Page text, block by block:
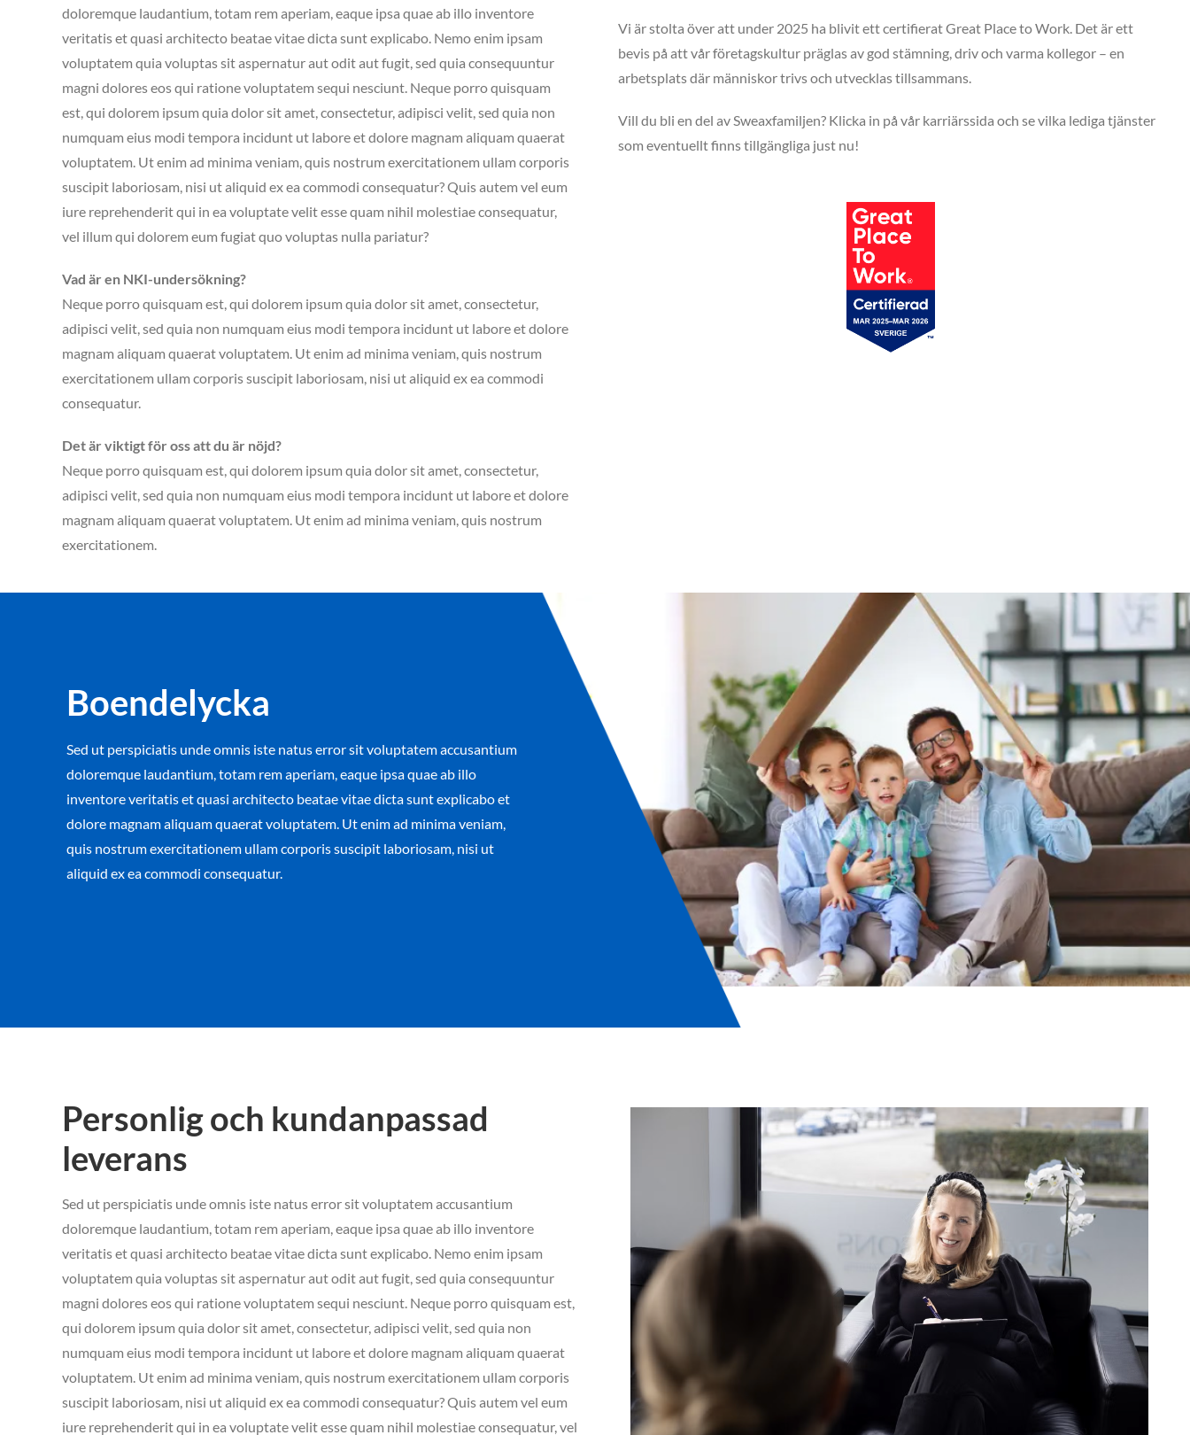
doloremque laudantium, totam rem aperiam, eaque ipsa quae ab illo inventore
veritatis et quasi architecto beatae vitae dicta sunt explicabo. Nemo enim ipsam
voluptatem quia voluptas sit aspernatur aut odit aut fugit, sed quia consequuntur
magni dolores eos qui ratione voluptatem sequi nesciunt. Neque porro quisquam
est, qui dolorem ipsum quia dolor sit amet, consectetur, adipisci velit, sed quia non
numquam eius modi tempora incidunt ut labore et dolore magnam aliquam quaerat
voluptatem. Ut enim ad minima veniam, quis nostrum exercitationem ullam corporis
suscipit laboriosam, nisi ut aliquid ex ea commodi consequatur? Quis autem vel eum
iure reprehenderit qui in ea voluptate velit esse quam nihil molestiae consequatur,
vel illum qui dolorem eum fugiat quo voluptas nulla pariatur?
Vad är en NKI-undersökning?
Neque porro quisquam est, qui dolorem ipsum quia dolor sit amet, consectetur,
adipisci velit, sed quia non numquam eius modi tempora incidunt ut labore et dolore
magnam aliquam quaerat voluptatem. Ut enim ad minima veniam, quis nostrum
exercitationem ullam corporis suscipit laboriosam, nisi ut aliquid ex ea commodi
consequatur.
Det är viktigt för oss att du är nöjd?
Neque porro quisquam est, qui dolorem ipsum quia dolor sit amet, consectetur,
adipisci velit, sed quia non numquam eius modi tempora incidunt ut labore et dolore
magnam aliquam quaerat voluptatem. Ut enim ad minima veniam, quis nostrum
exercitationem.
Vi är stolta över att under 2025 ha blivit ett certifierat Great Place to Work. Det är ett
bevis på att vår företagskultur präglas av god stämning, driv och varma kollegor – en
arbetsplats där människor trivs och utvecklas tillsammans.
Vill du bli en del av Sweaxfamiljen? Klicka in på vår karriärssida och se vilka lediga tjänster
som eventuellt finns tillgängliga just nu!
Boendelycka
Sed ut perspiciatis unde omnis iste natus error sit voluptatem accusantium
doloremque laudantium, totam rem aperiam, eaque ipsa quae ab illo
inventore veritatis et quasi architecto beatae vitae dicta sunt explicabo et
dolore magnam aliquam quaerat voluptatem. Ut enim ad minima veniam,
quis nostrum exercitationem ullam corporis suscipit laboriosam, nisi ut
aliquid ex ea commodi consequatur.
Personlig och kundanpassad
leverans
Sed ut perspiciatis unde omnis iste natus error sit voluptatem accusantium
doloremque laudantium, totam rem aperiam, eaque ipsa quae ab illo inventore
veritatis et quasi architecto beatae vitae dicta sunt explicabo. Nemo enim ipsam
voluptatem quia voluptas sit aspernatur aut odit aut fugit, sed quia consequuntur
magni dolores eos qui ratione voluptatem sequi nesciunt. Neque porro quisquam est,
qui dolorem ipsum quia dolor sit amet, consectetur, adipisci velit, sed quia non
numquam eius modi tempora incidunt ut labore et dolore magnam aliquam quaerat
voluptatem. Ut enim ad minima veniam, quis nostrum exercitationem ullam corporis
suscipit laboriosam, nisi ut aliquid ex ea commodi consequatur? Quis autem vel eum
iure reprehenderit qui in ea voluptate velit esse quam nihil molestiae consequatur, vel